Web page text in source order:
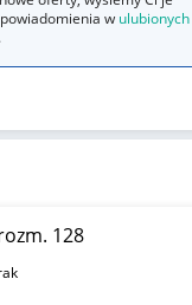
128
w ulubionych